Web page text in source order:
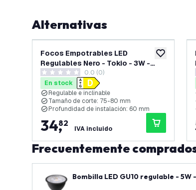
Alternativas
añadir a
Focos Empotrables LED
Regulables Nero - Tokio - 3W -
4000K - ø92mm - 6 Pack
0 estrellas de puntuación
0.0 (0)
En stock
Regulable e inclinable
Tamaño de corte: 75-80 mm
Profundidad de instalación: 60 mm
34,
82
IVA incluido
Frecuentemente
Bombilla LED GU10 regulable -